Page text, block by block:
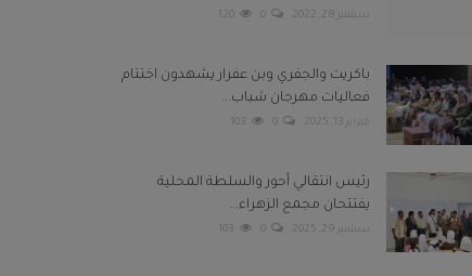
سبتمبر 28, 2022 0
120
باكريت والجفري وبن عفرار يشهدون اختتام
فعاليات مهرجان شباب...
فبراير 13, 2025 0
103
رئيس انتقالي أحور والسلطة المحلية
يفتتحان مجمع الزهراء...
سبتمبر 29, 2025 0
103